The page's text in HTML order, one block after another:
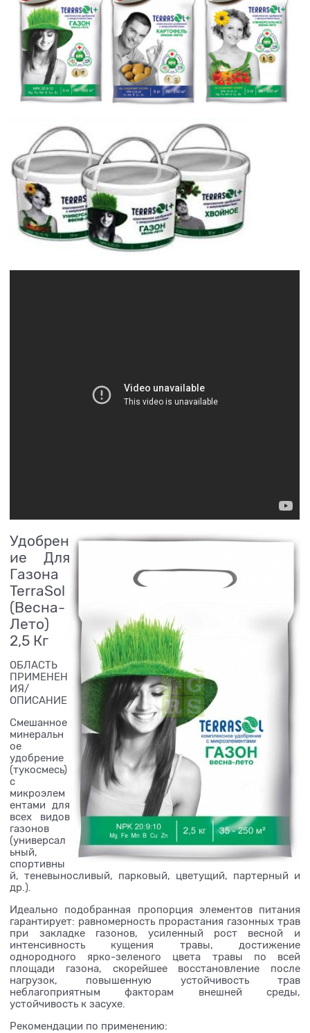
Удобрен
ие Для
Газона
TerraSol
(Весна-
Лето)
2,5 Кг
ОБЛАСТЬ
ПРИМЕНЕН
ИЯ/
ОПИСАНИЕ
Смешанное
минеральн
ое
удобрение
(тукосмесь)
с
микроэлем
ентами для
всех видов
газонов
(универсал
ьный,
спортивны
й, теневыносливый, парковый, цветущий, партерный и
др.).
Идеально подобранная пропорция элементов питания
гарантирует: равномерность прорастания газонных трав
при закладке газонов, усиленный рост весной и
интенсивность кущения травы, достижение
однородного ярко-зеленого цвета травы по всей
площади газона, скорейшее восстановление после
нагрузок, повышенную устойчивость трав
неблагоприятным факторам внешней среды,
устойчивость к засухе.
Рекомендации по применению: